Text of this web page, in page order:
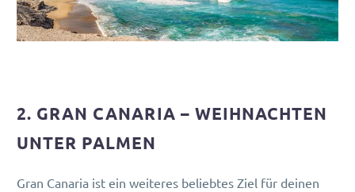
2. GRAN CANARIA – WEIHNACHTEN
UNTER PALMEN
Gran Canaria ist ein weiteres beliebtes Ziel für deinen